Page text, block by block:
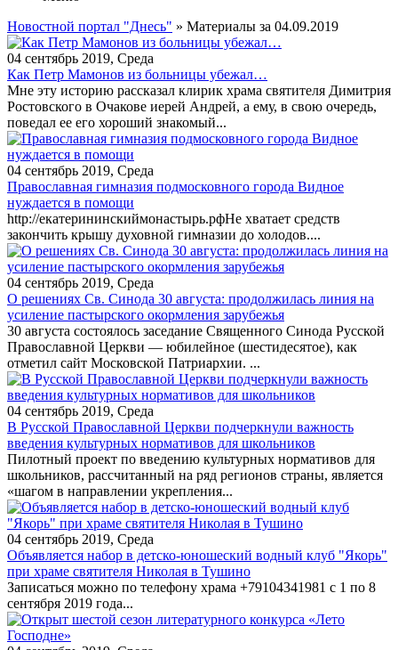
Новостной портал "Днесь" » Материалы за 04.09.2019
04 сентябрь 2019, Среда
Как Петр Мамонов из больницы убежал…
Мне эту историю рассказал клирик храма святителя Димитрия
Ростовского в Очакове иерей Андрей, а ему, в свою очередь,
поведал ее его хороший знакомый...
04 сентябрь 2019, Среда
Православная гимназия подмосковного города Видное
нуждается в помощи
​http://екатерининскиймонастырь.рф​​​Не хватает средств
закончить крышу духовной гимназии до холодов....
04 сентябрь 2019, Среда
О решениях Св. Синода 30 августа: продолжилась линия на
усиление пастырского окормления зарубежья
30 августа состоялось заседание Священного Синода Русской
Православной Церкви — юбилейное (шестидесятое), как
отметил сайт Московской Патриархии. ...
04 сентябрь 2019, Среда
В Русской Православной Церкви подчеркнули важность
введения культурных нормативов для школьников
Пилотный проект по введению культурных нормативов для
школьников, рассчитанный на ряд регионов страны, является
«шагом в направлении укрепления...
04 сентябрь 2019, Среда
Объявляется набор в детско-юношеский водный клуб "Якорь"
при храме святителя Николая в Тушино
Записаться можно по телефону храма +79104341981 с 1 по 8
сентября 2019 года...